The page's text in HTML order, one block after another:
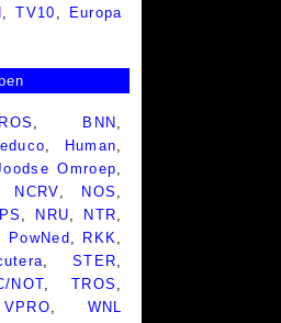
,TV10
Europa
, BNN ,
, Human,
Omroep,
NCRV, NOS ,
, NRU, NTR,
PowNed , RKK,
,STER,
NOT,TROS ,
VPRO, WNL